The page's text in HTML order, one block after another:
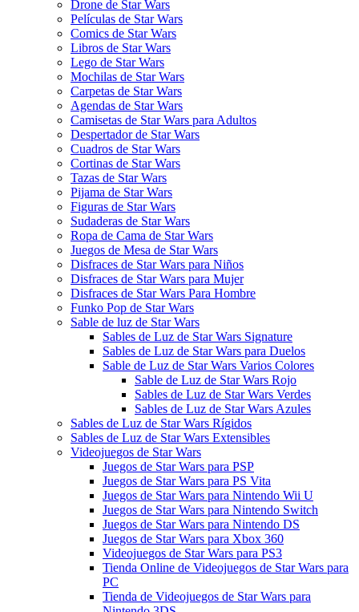
Drone de Star Wars
Películas de Star Wars
Comics de Star Wars
Libros de Star Wars
Lego de Star Wars
Mochilas de Star Wars
Carpetas de Star Wars
Agendas de Star Wars
Camisetas de Star Wars para Adultos
Despertador de Star Wars
Cuadros de Star Wars
Cortinas de Star Wars
Tazas de Star Wars
Pijama de Star Wars
Figuras de Star Wars
Sudaderas de Star Wars
Ropa de Cama de Star Wars
Juegos de Mesa de Star Wars
Disfraces de Star Wars para Niños
Disfraces de Star Wars para Mujer
Disfraces de Star Wars Para Hombre
Funko Pop de Star Wars
Sable de luz de Star Wars
Sables de Luz de Star Wars Signature
Sables de Luz de Star Wars para Duelos
Sable de Luz de Star Wars Varios Colores
Sable de Luz de Star Wars Rojo
Sables de Luz de Star Wars Verdes
Sables de Luz de Star Wars Azules
Sables de Luz de Star Wars Rígidos
Sables de Luz de Star Wars Extensibles
Videojuegos de Star Wars
Juegos de Star Wars para PSP
Juegos de Star Wars para PS Vita
Juegos de Star Wars para Nintendo Wii U
Juegos de Star Wars para Nintendo Switch
Juegos de Star Wars para Nintendo DS
Juegos de Star Wars para Xbox 360
Videojuegos de Star Wars para PS3
Tienda Online de Videojuegos de Star Wars para
PC
Tienda de Videojuegos de Star Wars para